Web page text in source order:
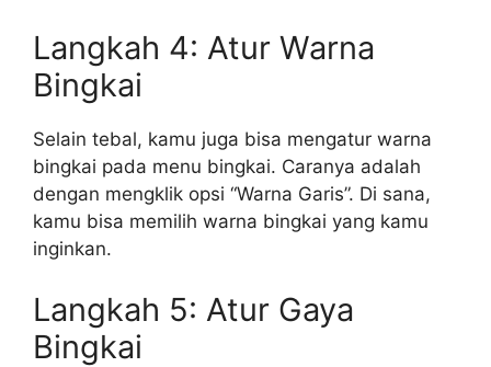
Langkah 4: Atur Warna
Bingkai
Selain tebal, kamu juga bisa mengatur warna
bingkai pada menu bingkai. Caranya adalah
dengan mengklik opsi “Warna Garis”. Di sana,
kamu bisa memilih warna bingkai yang kamu
inginkan.
Langkah 5: Atur Gaya
Bingkai